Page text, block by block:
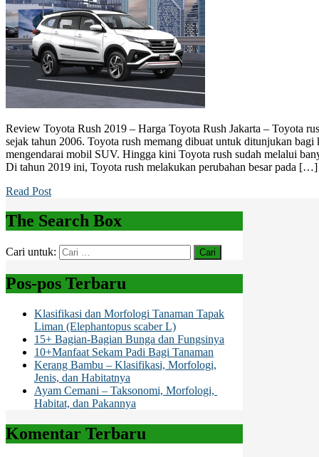
Review Toyota Rush 2019 – Harga Toyota Rush Jakarta – Toyota
sejak tahun 2006. Toyota rush memang dibuat untuk ditunjukan bagi
mengendarai mobil SUV. Hingga kini Toyota rush sudah melalui
Di tahun 2019 ini, Toyota rush melakukan perubahan besar pada […]
Read Post
The Search Box
Cari untuk:
Pos-pos Terbaru
Klasifikasi dan Morfologi Tanaman Tapak
Liman (Elephantopus scaber L)
15+ Bagian-Bagian Bunga dan Fungsinya
10+Manfaat Sekam Padi Bagi Tanaman
Kerang Bambu – Klasifikasi, Morfologi,
Jenis, dan Habitatnya
Ayam Cemani – Taksonomi, Morfologi,
Habitat, dan Pakannya
Komentar Terbaru